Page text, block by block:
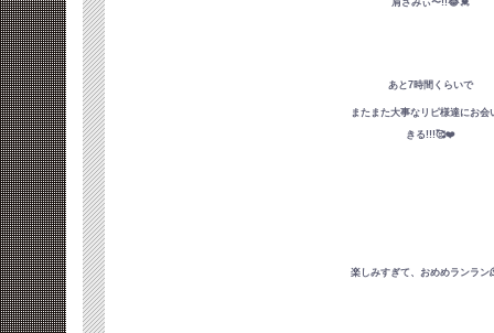
あと7時間くらいで
またまた大事なリピ様達にお会
きる!!!🥰❤️
楽しみすぎて、おめめランラン